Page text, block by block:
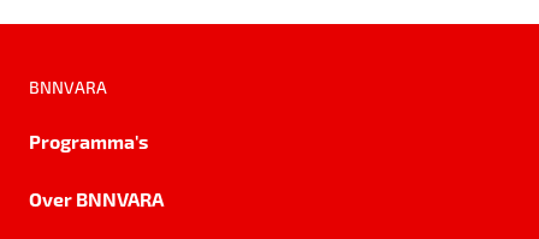
BNNVARA
Programma's
Over BNNVARA